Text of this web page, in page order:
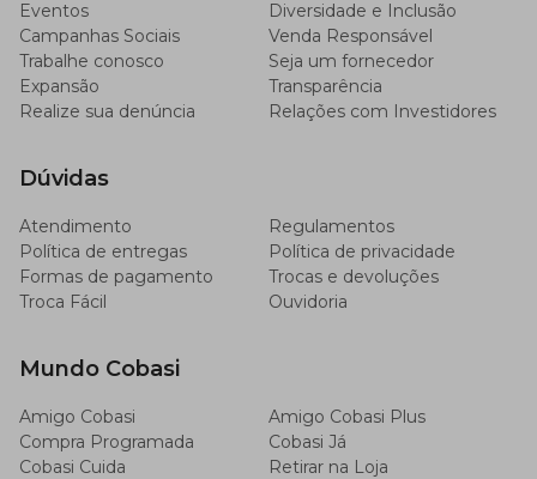
Eventos
Diversidade e Inclusão
Campanhas Sociais
Venda Responsável
Trabalhe conosco
Seja um fornecedor
Expansão
Transparência
Realize sua denúncia
Relações com Investidores
Dúvidas
Atendimento
Regulamentos
Política de entregas
Política de privacidade
Formas de pagamento
Trocas e devoluções
Troca Fácil
Ouvidoria
Mundo Cobasi
Amigo Cobasi
Amigo Cobasi Plus
Compra Programada
Cobasi Já
Cobasi Cuida
Retirar na Loja